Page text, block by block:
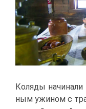
Ко­ля­ды
ным ужи­ном с